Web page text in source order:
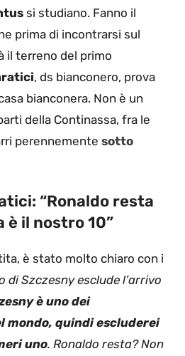
si studiano. Fanno il
prima di incontrarsi sul
il terreno del primo
, ds bianconero, prova
bianconera. Non è un
della Continassa, fra le
perennemente sotto
“Ronaldo resta
è il nostro 10”
è stato molto chiaro con i
di Szczesny esclude l’arrivo
è uno dei
mondo, quindi escluderei
uno. Ronaldo resta? Non